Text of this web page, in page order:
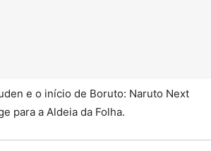
e o início de Boruto: Naruto Next
para a Aldeia da Folha.